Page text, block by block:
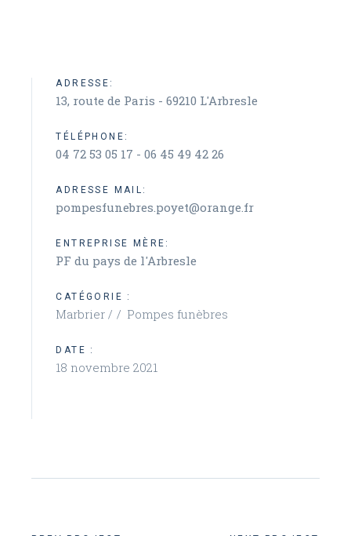
ADRESSE:
13, route de Paris - 69210 L'Arbresle
TÉLÉPHONE:
04 72 53 05 17 - 06 45 49 42 26
ADRESSE MAIL:
pompesfunebres.poyet@orange.fr
ENTREPRISE MÈRE:
PF du pays de l'Arbresle
CATÉGORIE :
Marbrier / Pompes funèbres
DATE :
18 novembre 2021